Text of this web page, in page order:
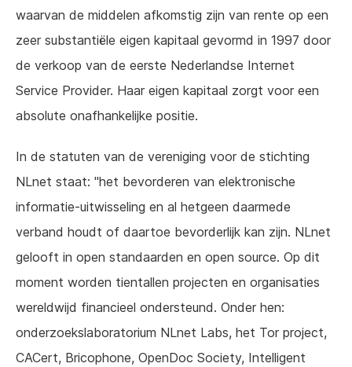
waarvan de middelen afkomstig zijn van rente op een
zeer substantiële eigen kapitaal gevormd in 1997 door
de verkoop van de eerste Nederlandse Internet
Service Provider. Haar eigen kapitaal zorgt voor een
absolute onafhankelijke positie.
In de statuten van de vereniging voor de stichting
NLnet staat: "het bevorderen van elektronische
informatie-uitwisseling en al hetgeen daarmede
verband houdt of daartoe bevorderlijk kan zijn. NLnet
gelooft in open standaarden en open source. Op dit
moment worden tientallen projecten en organisaties
wereldwijd financieel ondersteund. Onder hen:
onderzoekslaboratorium NLnet Labs, het Tor project,
CACert, Bricophone, OpenDoc Society, Intelligent